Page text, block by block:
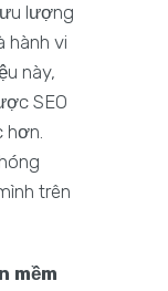
lượng
hành vi
này,
SEO
hơn.
trên
mềm